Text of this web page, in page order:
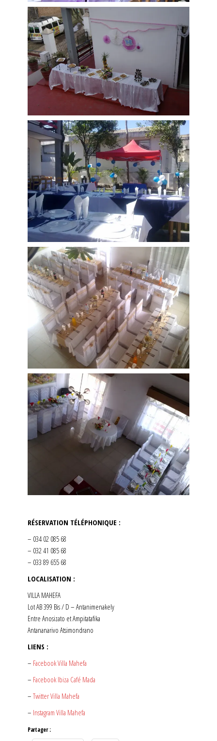
RÉSERVATION TÉLÉPHONIQUE :
– 034 02 085 68
– 032 41 085 68
– 033 89 655 68
LOCALISATION :
VILLA MAHEFA
Lot AB 399 Bis / D – Antanimenakely
Entre Anosizato et Ampitatafika
Antananarivo Atsimondrano
LIENS :
– Facebook Villa Mahefa
– Facebook Ibiza Café Mada
– Twitter Villa Mahefa
– Instagram Villa Mahefa
Partager :